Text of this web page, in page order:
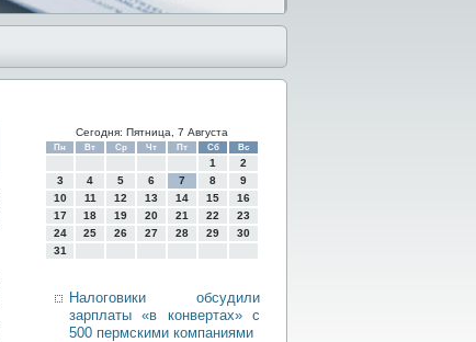
Сегодня: Пятница, 7 Августа
Пн Вт Ср Чт Пт Сб Вс
1
2
3
4 5 6 7 8
9
10
11 12 13 14 15
16
17
18 19 20 21 22
23
24
25 26 27 28 29
30
31
Налоговики обсудили
зарплаты «в конвертах» с
500 пермскими компаниями